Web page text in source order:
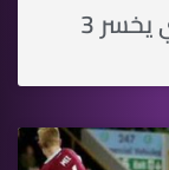
الدوري الإنكليزي.. مانشستر سيتي يخسر 3